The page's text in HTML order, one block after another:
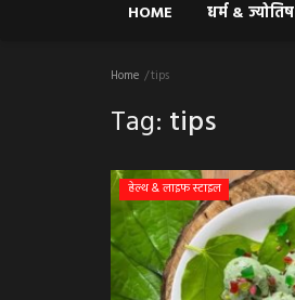
HOME धर्म & ज्योतिष
Home tips
Tag: tips
हेल्थ & लाइफ स्टाइल